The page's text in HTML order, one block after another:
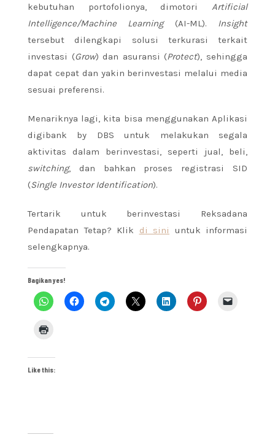
kebutuhan portofolionya, dimotori Artificial
Intelligence/Machine Learning(AI-ML). Insight
tersebut dilengkapi solusi terkurasi terkait
investasi (Grow) dan asuransi (Protect), sehingga
dapat cepat dan yakin berinvestasi melalui media
sesuai preferensi.
Menariknya lagi, kita bisa menggunakan Aplikasi
digibank by DBS untuk melakukan segala
aktivitas dalam berinvestasi, seperti jual, beli,
switching, dan bahkan proses registrasi SID
(Single Investor Identification).
Tertarik untuk berinvestasi Reksadana
Pendapatan Tetap? Klik di sini
untuk informasi
selengkapnya.
Bagikan yes!
Like this: